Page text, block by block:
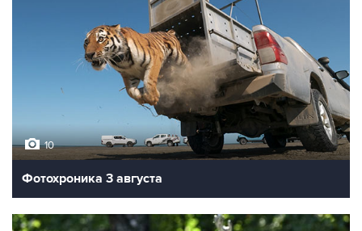
10
Фотохроника 3 августа